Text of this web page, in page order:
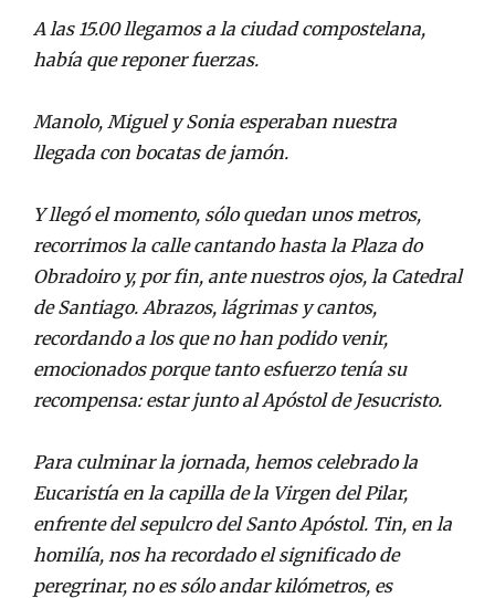
A las 15.00 llegamos a la ciudad compostelana,
había que reponer fuerzas.
Manolo, Miguel y Sonia esperaban nuestra
llegada con bocatas de jamón.
Y llegó el momento, sólo quedan unos metros,
recorrimos la calle cantando hasta la Plaza do
Obradoiro y, por fin, ante nuestros ojos, la Catedral
de Santiago. Abrazos, lágrimas y cantos,
recordando a los que no han podido venir,
emocionados porque tanto esfuerzo tenía su
recompensa: estar junto al Apóstol de Jesucristo.
Para culminar la jornada, hemos celebrado la
Eucaristía en la capilla de la Virgen del Pilar,
enfrente del sepulcro del Santo Apóstol. Tin, en la
homilía, nos ha recordado el significado de
peregrinar, no es sólo andar kilómetros, es